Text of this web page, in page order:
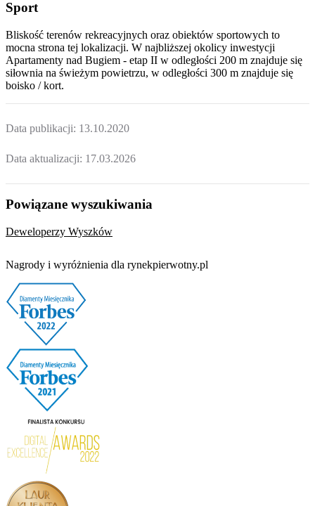
Sport
Bliskość terenów rekreacyjnych oraz obiektów sportowych to
mocna strona tej lokalizacji. W najbliższej okolicy inwestycji
Apartamenty nad Bugiem - etap II w odległości 200 m znajduje się
siłownia na świeżym powietrzu, w odległości 300 m znajduje się
boisko / kort.
Data publikacji: 13.10.2020
Data aktualizacji: 17.03.2026
Powiązane wyszukiwania
Deweloperzy Wyszków
Nagrody i wyróżnienia dla rynekpierwotny.pl